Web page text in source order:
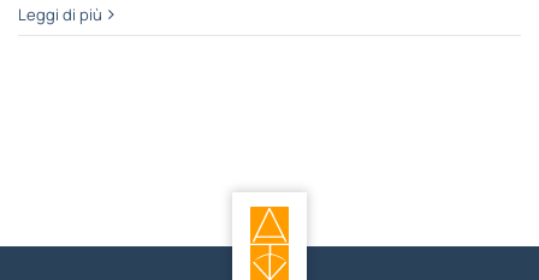
Leggi di più